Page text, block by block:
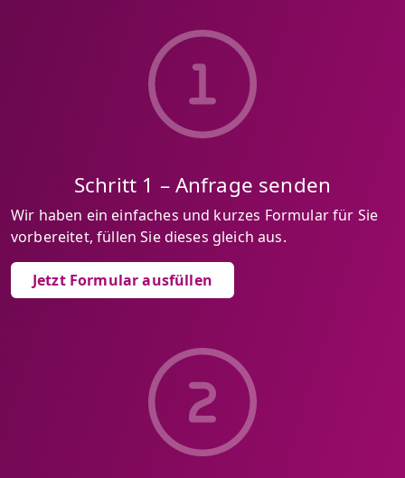
Schritt 1 – Anfrage senden
Wir haben ein einfaches und kurzes Formular für Sie
vorbereitet, füllen Sie dieses gleich aus.
Jetzt Formular ausfüllen